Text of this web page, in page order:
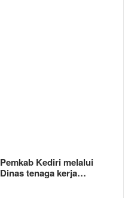
Pemkab Kediri melalui
Dinas tenaga kerja…